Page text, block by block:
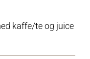
kaffe/te og juice